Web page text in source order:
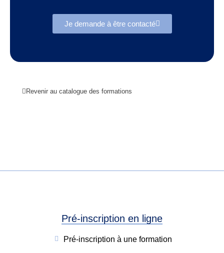
Je demande à être contacté
Revenir au catalogue des formations
Pré-inscription en ligne
Pré-inscription à une formation